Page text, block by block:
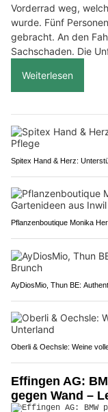
Vorderrad weg,
wurde. Fünf
gebracht. An den
Sachschaden. Die
Weiterlesen
Spitex Hand & Herz:
Pflanzenboutique Monika
AyDiosMio, Thun BE:
Oberli & Oechsle: Weine
Effingen AG:
gegen Wand –